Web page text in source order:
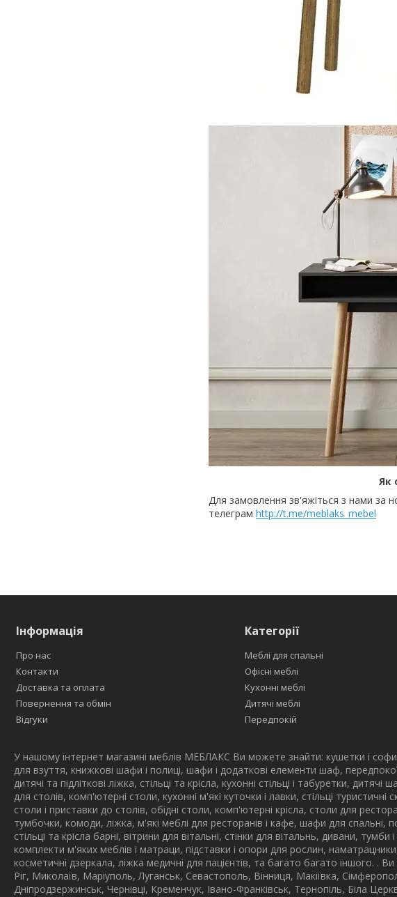
Як
Для замовлення зв'яжіться з нами за
телеграм http://t.me/meblaks_mebel
Інформація
Про нас
Контакти
Доставка та оплата
Повернення та обмін
Відгуки
Категорії
Меблі для спальні
Офісні меблі
Кухонні меблі
Дитячі меблі
Передпокій
У нашому інтернет магазині меблів МЕБЛАКС Ви можете знайти: кушетки і
для взуття, книжкові шафи і полиці, шафи і додаткові елементи шаф,
дитячі та підліткові ліжка, стільці та крісла, кухонні стільці і табуретки,
для столів, комп'ютерні столи, кухонні м'які куточки і лавки, стільці
столи і приставки до столів, обідні столи, комп'ютерні крісла, столи для
тумбочки, комоди, ліжка, м'які меблі для ресторанів і кафе, шафи для спальні,
стільці та крісла барні, вітрини для вітальні, стінки для вітальнь, дивани,
комплекти м'яких меблів і матраци, підставки і опори для рослин,
косметичні дзеркала, ліжка медичні для пацієнтів, та багато багато іншого.
Ріг, Миколаїв, Маріуполь, Луганськ, Севастополь, Вінниця, Макіївка,
Дніпродзержинськ, Чернівці, Кременчук, Івано-Франківськ, Тернопіль, Біла